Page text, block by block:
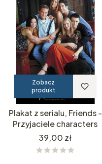
Zobacz
produkt
Plakat z serialu, Friends -
Przyjaciele characters
Cena
39,00 zł